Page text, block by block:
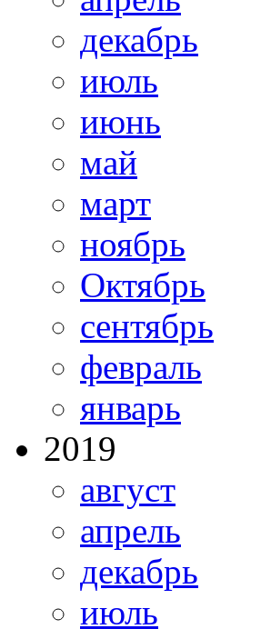
декабрь
июль
июнь
май
март
ноябрь
Октябрь
сентябрь
февраль
январь
2019
август
апрель
декабрь
июль